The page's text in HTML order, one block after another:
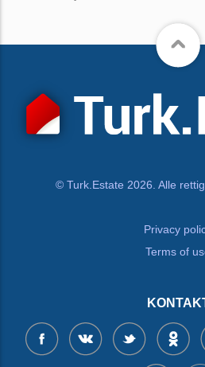
© Turk.Estate 2026. Alle
Privacy
Terms of